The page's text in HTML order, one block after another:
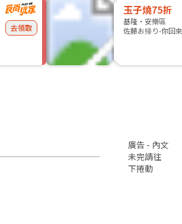
去領取
玉子燒75折
基隆・安樂區
佐藤お帰り-你回
廣告 - 內文
未完請往
下捲動